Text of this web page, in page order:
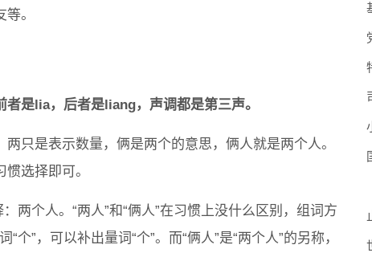
。
是lia，后者是liang，声调都是第三声。
只是表示数量，俩是两个的意思，俩人就是两个人。
选择即可。
两个人。“两人”和“俩人”在习惯上没什么区别，组词方
个”，可以补出量词“个”。而“俩人”是“两个人”的另称，